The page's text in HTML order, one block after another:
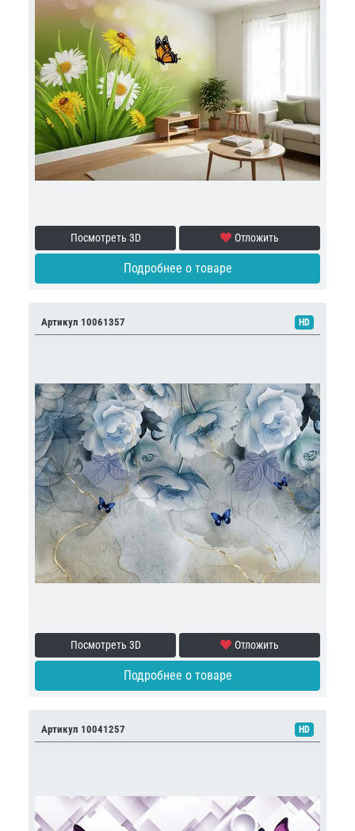
Посмотреть 3D Отложить
Подробнее о товаре
Артикул 10061357 HD
Посмотреть 3D Отложить
Подробнее о товаре
Артикул 10041257 HD